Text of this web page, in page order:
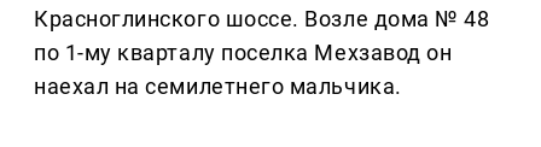
Красноглинского шоссе. Возле дома № 48
по 1-му кварталу поселка Мехзавод он
наехал на семилетнего мальчика.